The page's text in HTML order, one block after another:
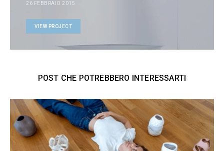
26 FEBBRAIO 2015
VIEW PROJECT
POST CHE POTREBBERO INTERESSARTI